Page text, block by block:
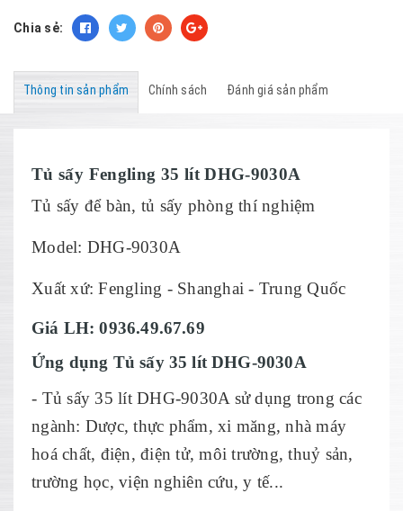
Chia sẻ:
Thông tin sản phẩm Chính sách Đánh giá sản phẩm
Tủ sấy Fengling 35 lít DHG-9030A
Tủ sấy để bàn, tủ sấy phòng thí nghiệm
Model: DHG-9030A
Xuất xứ: Fengling - Shanghai - Trung Quốc
Giá LH: 0936.49.67.69
Ứng dụng Tủ sấy 35 lít DHG-9030A
- Tủ sấy 35 lít DHG-9030A sử dụng trong các
ngành: Dược, thực phẩm, xi măng, nhà máy
hoá chất, điện, điện tử, môi trường, thuỷ sản,
trường học, viện nghiên cứu, y tế...